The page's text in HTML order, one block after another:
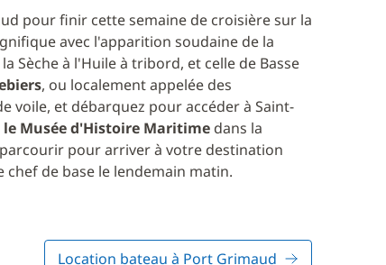
pour finir cette semaine de croisière sur la
avec l'apparition soudaine de la
Sèche à l'Huile à tribord, et celle de Basse
, ou localement appelée des
voile, et débarquez pour accéder à Saint-
le Musée d'Histoire Maritime dans la
pour arriver à votre destination
de base le lendemain matin.
Location bateau à Port Grimaud